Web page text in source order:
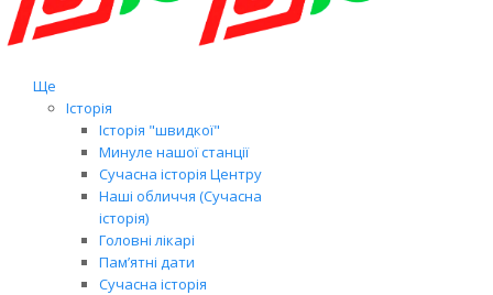
Ще
Історія
Історія "швидкої"
Минуле нашої станції
Сучасна історія Центру
Наші обличчя (Сучасна
історія)
Головні лікарі
Пам’ятні дати
Сучасна історія